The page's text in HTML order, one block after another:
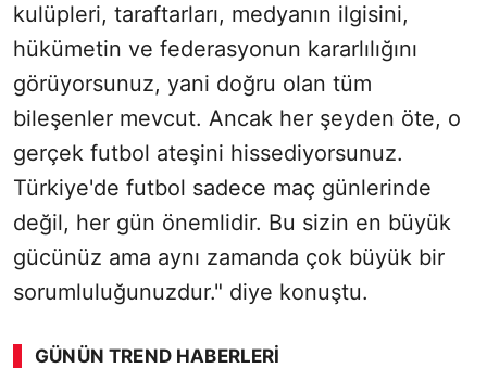
kulüpleri, taraftarları, medyanın ilgisini,
hükümetin ve federasyonun kararlılığını
görüyorsunuz, yani doğru olan tüm
bileşenler mevcut. Ancak her şeyden öte, o
gerçek futbol ateşini hissediyorsunuz.
Türkiye'de futbol sadece maç günlerinde
değil, her gün önemlidir. Bu sizin en büyük
gücünüz ama aynı zamanda çok büyük bir
sorumluluğunuzdur." diye konuştu.
GÜNÜN TREND HABERLERI